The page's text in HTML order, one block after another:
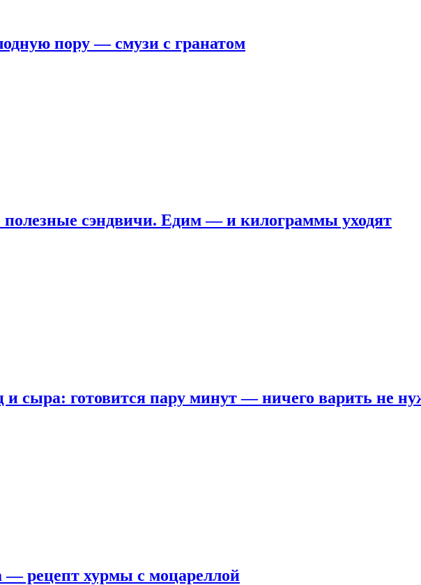
пору — смузи с гранатом
полезные сэндвичи. Едим — и килограммы уходят
и сыра: готовится пару минут — ничего варить не
— рецепт хурмы с моцареллой